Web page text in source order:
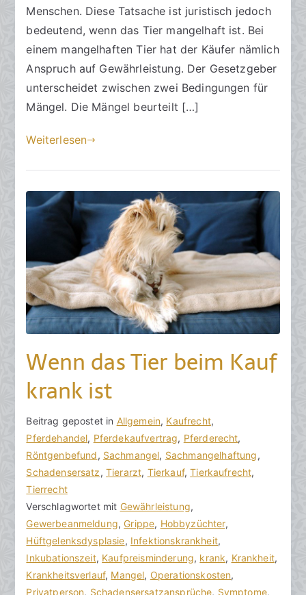
7
.
i
2
0
4
Menschen. Diese Tatsache ist juristisch jedoch
bedeutend, wenn das Tier mangelhaft ist. Bei
einem mangelhaften Tier hat der Käufer nämlich
Anspruch auf Gewährleistung. Der Gesetzgeber
unterscheidet zwischen zwei Bedingungen für
Mängel. Die Mängel beurteilt […]
Weiterlesen
Wenn das Tier beim Kauf
krank ist
V
o
n
h
o
r
a
k
R
e
c
B
e
i
t
r
a
g
v
e
r
ö
Beitrag gepostet in Allgemein, Kaufrecht,
Pferdehandel, Pferdekaufvertrag, Pferderecht,
Röntgenbefund, Sachmangel, Sachmangelhaftung,
Schadensersatz, Tierarzt, Tierkauf,Tierkaufrecht,
Tierrecht
Verschlagwortet mit Gewährleistung,
Gewerbeanmeldung, Grippe, Hobbyzüchter,
Hüftgelenksdysplasie, Infektionskrankheit,
Inkubationszeit, Kaufpreisminderung, krank, Krankheit,
Krankheitsverlauf, Mangel, Operationskosten,
Privatperson, Schadensersatzansprüche, Symptome,
K
e
i
n
e
K
o
m
m
e
n